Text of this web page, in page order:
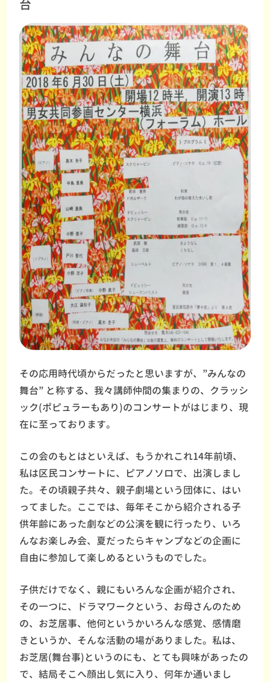
台
その応用時代頃からだったと思いますが、”みんなの
舞台” と称する、我々講師仲間の集まりの、クラッシ
ック(ポピュラーもあり)のコンサートがはじまり、現
在に至っております。
この会のもとはといえば、もうかれこれ14年前頃、
私は区民コンサートに、ピアノソロで、出演しまし
た。その頃親子共々、親子劇場という団体に、はい
ってました。ここでは、毎年そこから紹介される子
供年齢にあった劇などの公演を観に行ったり、いろ
んなお楽しみ会、夏だったらキャンプなどの企画に
自由に参加して楽しめるというものでした。
子供だけでなく、親にもいろんな企画が紹介され、
その一つに、ドラマワークという、お母さんのため
の、お芝居事、他何というかいろんな感覚、感情磨
きというか、そんな活動の場がありました。私は、
お芝居(舞台事)というのにも、とても興味があったの
で、結局そこへ顔出し気に入り、何年か通いまし